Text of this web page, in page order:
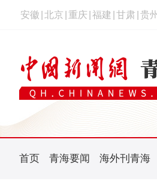
安徽 北京 重庆 福建 甘肃 贵州
首页 青海要闻 海外刊青海